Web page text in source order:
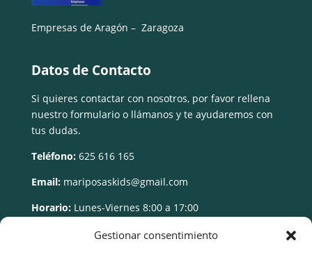
Gestionar consentimiento
Empresas de Aragón – Zaragoza
Datos de Contacto
Si quieres contactar con nosotros, por favor rellena
nuestro formulario o llámanos y te ayudaremos con
tus dudas.
Teléfono: 625 616 165
Email: mariposaskids@gmail.com
Horario: Lunes-Viernes 8:00 a 17:00